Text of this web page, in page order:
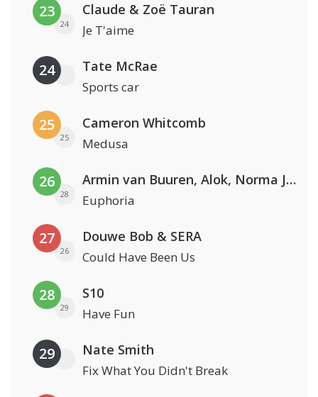
23
24
Claude & Zoë Tauran
Je T'aime
24 Tate McRae
Sports car
25
25
Cameron Whitcomb
Medusa
26
28
Armin van Buuren, Alok, Norma Jean Martine & LAWRENT
Euphoria
27
26
Douwe Bob & SERA
Could Have Been Us
28
29
S10
Have Fun
29 Nate Smith
Fix What You Didn't Break